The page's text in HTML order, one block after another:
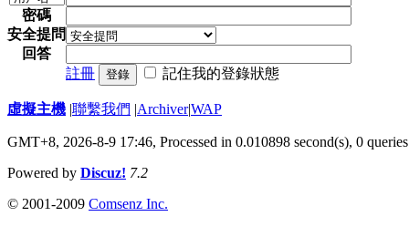
密碼
安全提問
回答
註冊
登錄 記住我的登錄狀態
虛擬主機 |聯繫我們 |Archiver|WAP
GMT+8, 2026-8-9 17:46, Processed in 0.010898 second(s), 0 queries
Powered by Discuz! 7.2
© 2001-2009 Comsenz Inc.